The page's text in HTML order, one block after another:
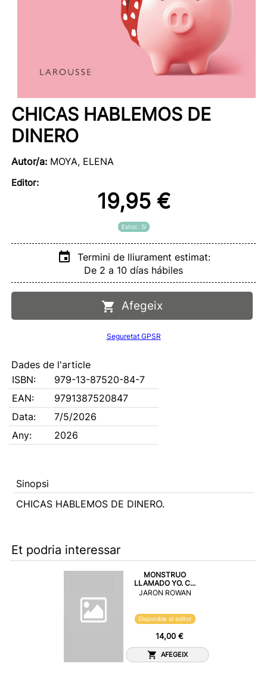
CHICAS HABLEMOS DE
DINERO
Autor/a: MOYA, ELENA
Editor:
19,95 €
Estoc: Sí
Termini de lliurament estimat:
De 2 a 10 días hábiles
Afegeix
Seguretat GPSR
Dades de l'article
ISBN:
979-13-87520-84-7
EAN:
9791387520847
Data:
7/5/2026
Any:
2026
Sinopsi
CHICAS HABLEMOS DE DINERO.
Et podria interessar
MONSTRUO
LLAMADO YO. C...
JARON ROWAN
Disponible al editor
14,00 €
AFEGEIX